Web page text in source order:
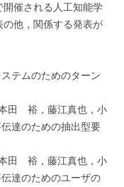
催される人工知能学
他，関係する発表が
テムのためのターン
田 裕，藤江真也，小
達のための抽出型要
田 裕，藤江真也，小
達のためのユーザの